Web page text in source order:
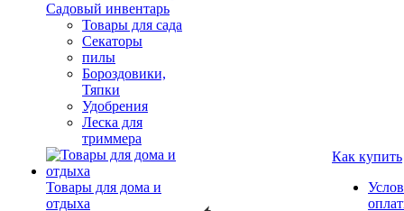
Садовый инвентарь
Товары для сада
Секаторы
пилы
Бороздовики,
Тяпки
Удобрения
Леска для
триммера
Товары для дома и
отдыха
Как купить